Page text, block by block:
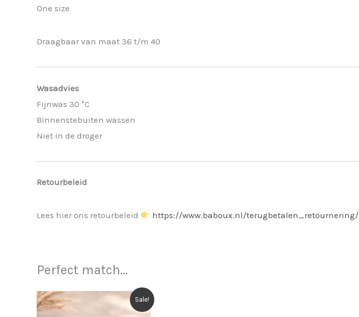
One size
Draagbaar van maat 36 t/m 40
Wasadvies
Fijnwas 30 °C
Binnenstebuiten wassen
Niet in de droger
Retourbeleid
Lees hier ons retourbeleid https://www.baboux.nl/terugbetalen_retournering/
Perfect match...
Sale!